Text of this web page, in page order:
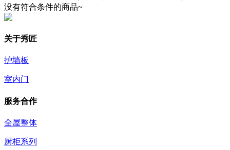
没有符合条件的商品~
关于秀匠
护墙板
室内门
服务合作
全屋整体
厨柜系列